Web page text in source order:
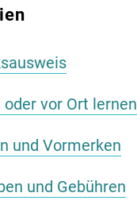
vor Ort lernen
und Vormerken
und Gebühren